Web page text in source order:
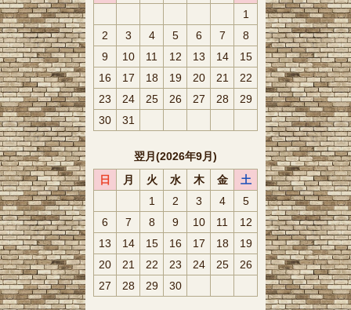
1
2
3 4 5 6 7
8
9
10 11 12 13 14
15
16
17 18 19 20 21
22
23
24 25 26 27 28
29
30
31
翌月(2026年9月)
日
月 火 水 木 金
土
1
2 3 4
5
6
7 8 9 10 11
12
13
14 15 16 17 18
19
20
21 22 23 24 25
26
27
28 29 30